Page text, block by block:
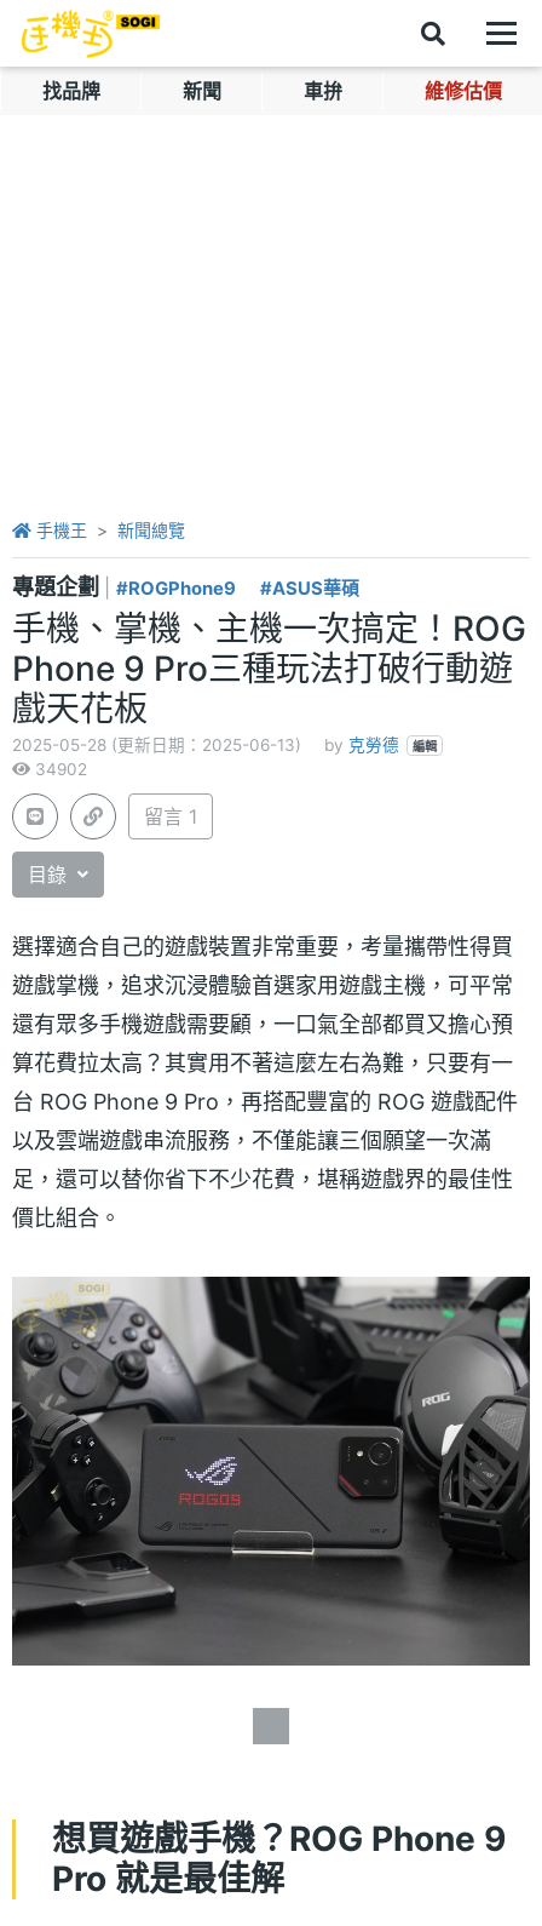
找品牌 新聞 車拚 維修估價
手機王 新聞總覽
專題企劃 #ROGPhone9 #ASUS華碩
手機、掌機、主機一次搞定！ROG
Phone 9 Pro三種玩法打破行動遊
戲天花板
2025-05-28 (更新日期：2025-06-13) by 克勞德 編輯
34902
留言 1
目錄
選擇適合自己的遊戲裝置非常重要，考量攜帶性得買
遊戲掌機，追求沉浸體驗首選家用遊戲主機，可平常
還有眾多手機遊戲需要顧，一口氣全部都買又擔心預
算花費拉太高？其實用不著這麼左右為難，只要有一
台 ROG Phone 9 Pro，再搭配豐富的 ROG 遊戲配件
以及雲端遊戲串流服務，不僅能讓三個願望一次滿
足，還可以替你省下不少花費，堪稱遊戲界的最佳性
價比組合。
想買遊戲手機？ROG Phone 9
Pro 就是最佳解